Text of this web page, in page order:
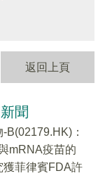
返回上頁
聞
B(02179.HK)：
mRNA疫苗的
獲菲律賓FDA許